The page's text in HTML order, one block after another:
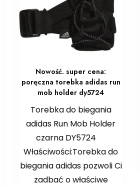
Nowość. super cena:
poręczna torebka adidas run
mob holder dy5724
Torebka do biegania
adidas Run Mob Holder
czarna DY5724
Właściwości:Torebka do
biegania adidas pozwoli Ci
zadbać o właściwe